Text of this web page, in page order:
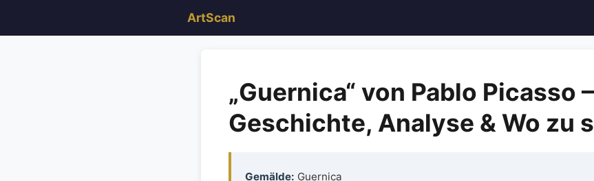
ArtScan
„Guernica“ von Pablo Picasso
Geschichte, Analyse & Wo zu
Gemälde: Guernica